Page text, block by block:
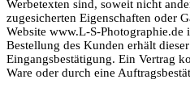
Werbetexten sind, soweit nicht
zugesicherten Eigenschaften oder
Website www.L-S-
Bestellung des Kunden erhält
Eingangsbestätigung. Ein Vertrag
Ware oder durch eine